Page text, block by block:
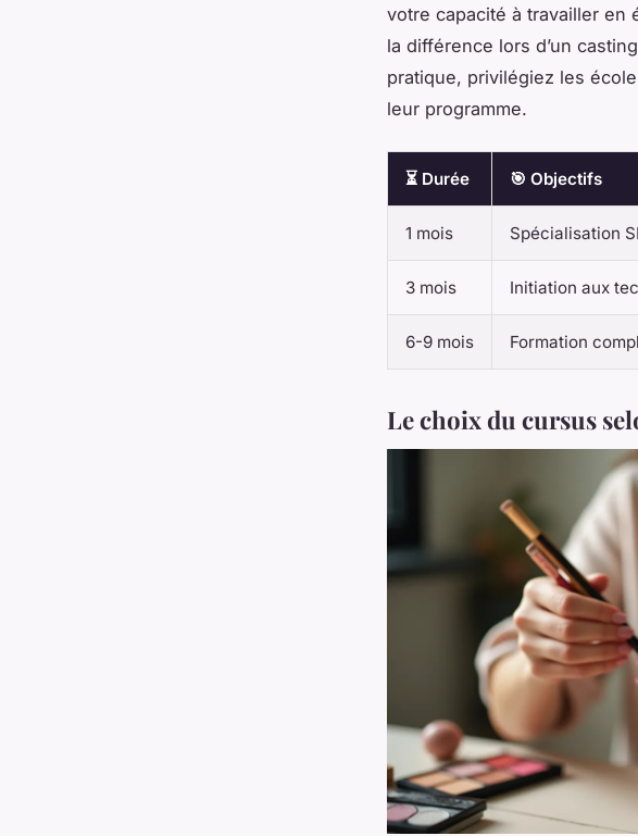
votre capacité à travailler en
la différence lors d’un
pratique, privilégiez les
leur programme.
⏳ Durée 🎯 Objectifs
1 mois Spécialisation
3 mois Initiation aux
6-9 mois Formation
Le choix du cursus